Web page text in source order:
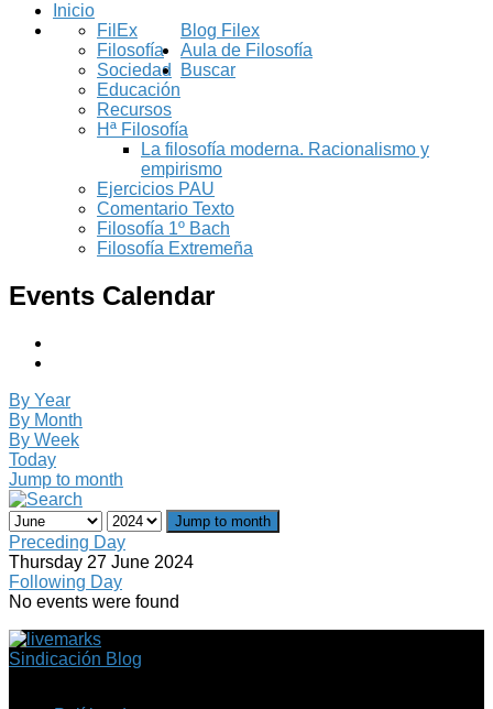
Inicio
Blog Filex
FilEx
Filosofía
Sociedad
Educación
Recursos
Aula de Filosofía
Hª Filosofía
La filosofía moderna. Racionalismo y
empirismo
Ejercicios PAU
Comentario Texto
Filosofía 1º Bach
Filosofía Extremeña
Buscar
Events Calendar
By Year
By Month
By Week
Today
Jump to month
Jump to month
Preceding Day
Thursday 27 June 2024
Following Day
No events were found
Sindicación Blog